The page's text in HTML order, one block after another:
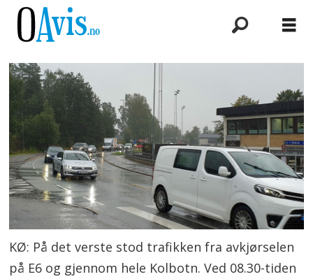
KØ: På det verste stod trafikken fra avkjørselen
på E6 og gjennom hele Kolbotn. Ved 08.30-tiden